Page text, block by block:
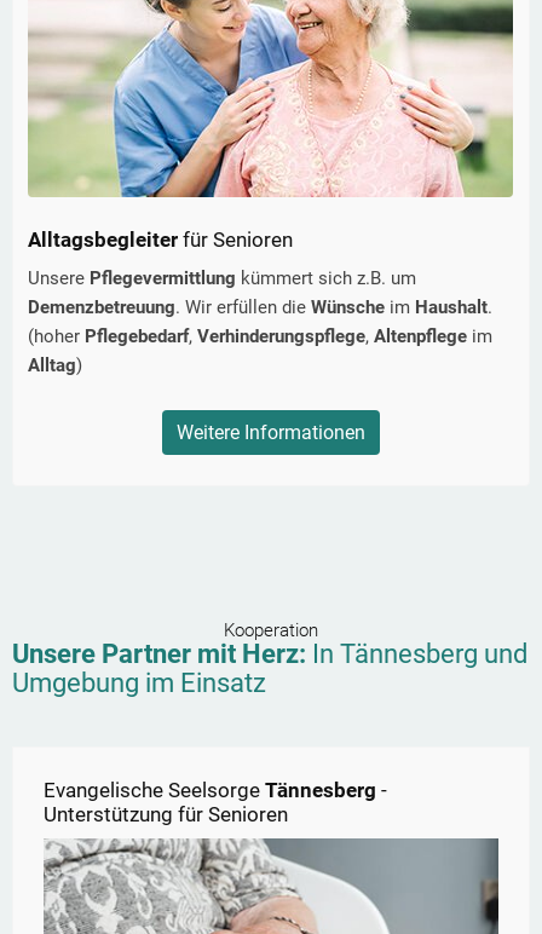
Alltagsbegleiter für Senioren
Unsere Pflegevermittlung kümmert sich z.B. um
Demenzbetreuung. Wir erfüllen die Wünsche im Haushalt.
(hoher Pflegebedarf, Verhinderungspflege, Altenpflege im
Alltag)
Weitere Informationen
Kooperation
Unsere Partner mit Herz: In Tännesberg und
Umgebung im Einsatz
Evangelische Seelsorge Tännesberg -
Unterstützung für Senioren